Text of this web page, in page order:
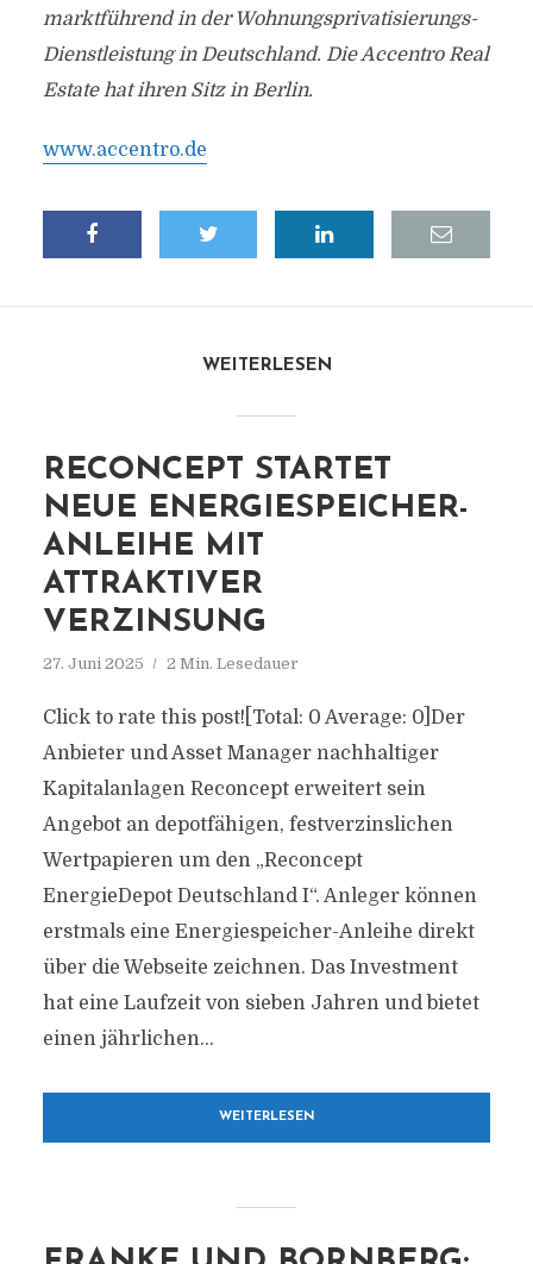
marktführend in der Wohnungsprivatisierungs-
Dienstleistung in Deutschland. Die Accentro Real
Estate hat ihren Sitz in Berlin.
www.accentro.de
WEITERLESEN
RECONCEPT STARTET
NEUE ENERGIESPEICHER-
ANLEIHE MIT
ATTRAKTIVER
VERZINSUNG
27. Juni 2025 2 Min. Lesedauer
Click to rate this post![Total: 0 Average: 0]Der
Anbieter und Asset Manager nachhaltiger
Kapitalanlagen Reconcept erweitert sein
Angebot an depotfähigen, festverzinslichen
Wertpapieren um den „Reconcept
EnergieDepot Deutschland I“. Anleger können
erstmals eine Energiespeicher-Anleihe direkt
über die Webseite zeichnen. Das Investment
hat eine Laufzeit von sieben Jahren und bietet
einen jährlichen...
WEITERLESEN